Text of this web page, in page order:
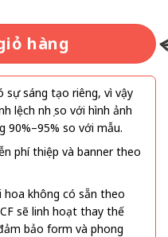
hàng
sự sáng tạo riêng, vì vậy
lệch nhẹ so với hình ảnh
90%–95% so với mẫu.
phí thiệp và banner theo
không có sẵn theo
sẽ linh hoạt thay thế
bảo form và phong